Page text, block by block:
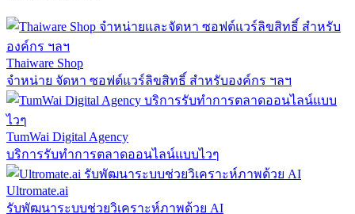
Thaiware Shop
จำหน่าย จัดหา ซอฟต์แวร์ลิขสิทธิ์ สำหรับองค์กร ฯลฯ
TumWai Digital Agency
บริการรับทำการตลาดออนไลน์แบบไวๆ
Ultromate.ai
รับพัฒนาระบบช่วยวิเคราะห์ภาพด้วย AI